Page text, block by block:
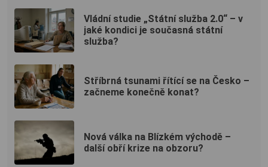
Vládní studie „Státní služba 2.0“ – v
jaké kondici je současná státní
služba?
Stříbrná tsunami řítící se na Česko –
začneme konečně konat?
Nová válka na Blízkém východě –
další obří krize na obzoru?